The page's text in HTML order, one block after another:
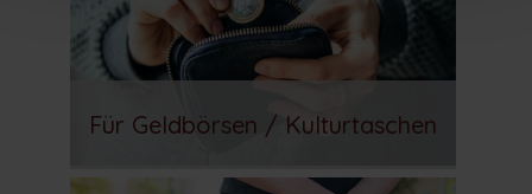
Für Geldbörsen / Kulturtaschen